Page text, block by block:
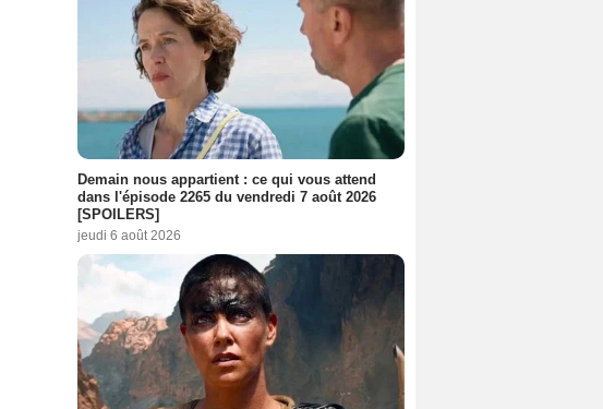
Demain nous appartient : ce qui vous attend
dans l'épisode 2265 du vendredi 7 août 2026
[SPOILERS]
jeudi 6 août 2026